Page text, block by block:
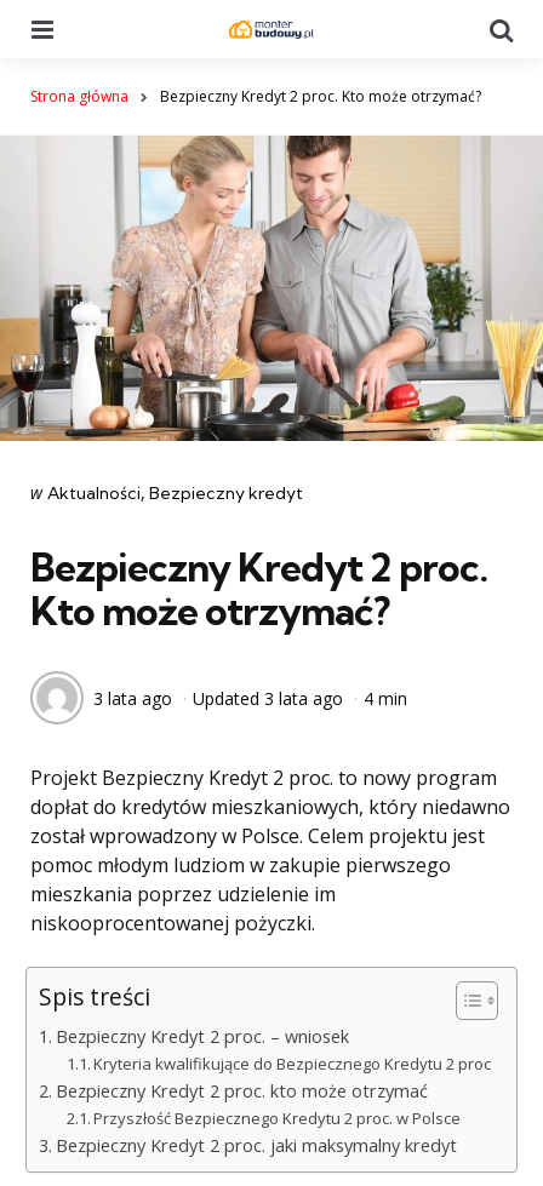
Strona główna Bezpieczny Kredyt 2 proc. Kto może otrzymać?
Categories
post
w Aktualności Bezpieczny kredyt
Bezpieczny Kredyt 2 proc.
Kto może otrzymać?
3 lata ago Updated 3 lata ago 4 min
Projekt Bezpieczny Kredyt 2 proc. to nowy program
dopłat do kredytów mieszkaniowych, który niedawno
został wprowadzony w Polsce. Celem projektu jest
pomoc młodym ludziom w zakupie pierwszego
mieszkania poprzez udzielenie im
niskooprocentowanej pożyczki.
Spis treści
Bezpieczny Kredyt 2 proc. – wniosek
Kryteria kwalifikujące do Bezpiecznego Kredytu 2 proc
Bezpieczny Kredyt 2 proc. kto może otrzymać
Przyszłość Bezpiecznego Kredytu 2 proc. w Polsce
Bezpieczny Kredyt 2 proc. jaki maksymalny kredyt